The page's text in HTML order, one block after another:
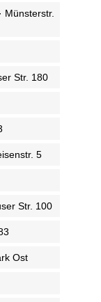
Münsterstr.
Str. 180
5
Str. 100
Ost